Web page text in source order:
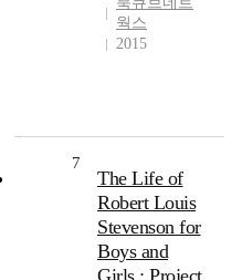
웍스
2015
7
The Life of
Robert Louis
Stevenson for
Boys and